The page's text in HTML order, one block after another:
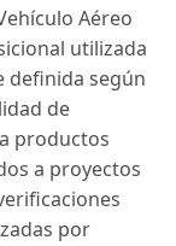
Aéreo
utilizada
definida según
de
productos
a proyectos
por